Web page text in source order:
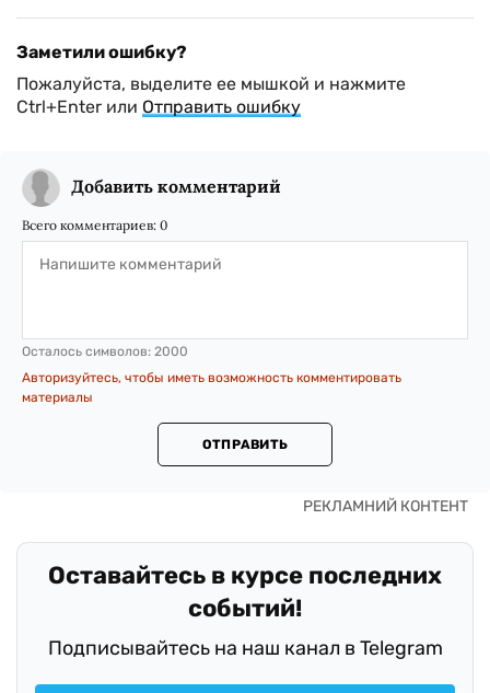
Заметили ошибку?
Пожалуйста, выделите ее мышкой и нажмите
Ctrl+Enter или Отправить ошибку
Добавить комментарий
Всего комментариев: 0
Осталось символов: 2000
Авторизуйтесь, чтобы иметь возможность комментировать
материалы
ОТПРАВИТЬ
Оставайтесь в курсе последних
событий!
Подписывайтесь на наш канал в Telegram